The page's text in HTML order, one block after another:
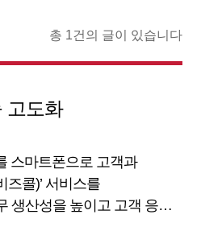
총 1건의 글이 있습니다
고도화
스마트폰으로 고객과
즈콜)’ 서비스를
생산성을 높이고 고객 응대